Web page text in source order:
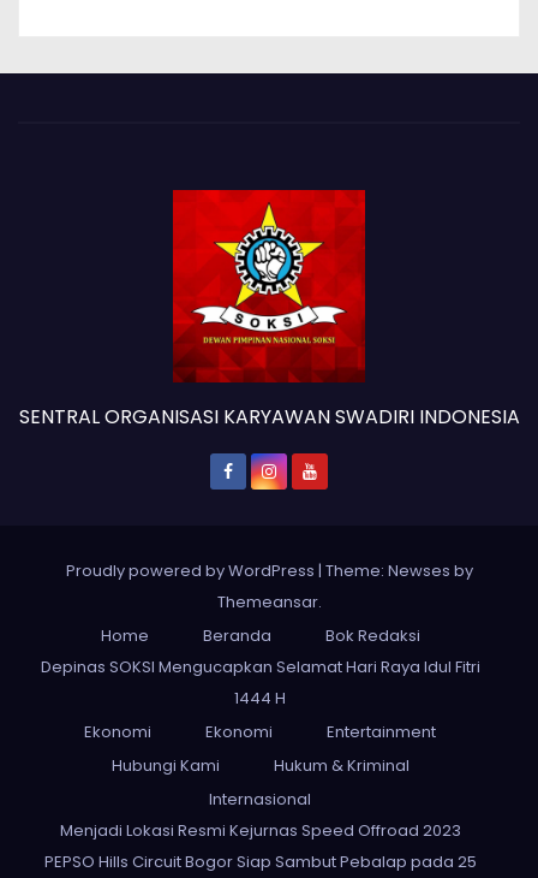
SENTRAL ORGANISASI KARYAWAN SWADIRI INDONESIA
Proudly powered by WordPress | Theme: Newses by
Themeansar.
Home
Beranda
Bok Redaksi
Depinas SOKSI Mengucapkan Selamat Hari Raya Idul Fitri
1444 H
Ekonomi
Ekonomi
Entertainment
Hubungi Kami
Hukum & Kriminal
Internasional
Menjadi Lokasi Resmi Kejurnas Speed Offroad 2023
PEPSO Hills Circuit Bogor Siap Sambut Pebalap pada 25